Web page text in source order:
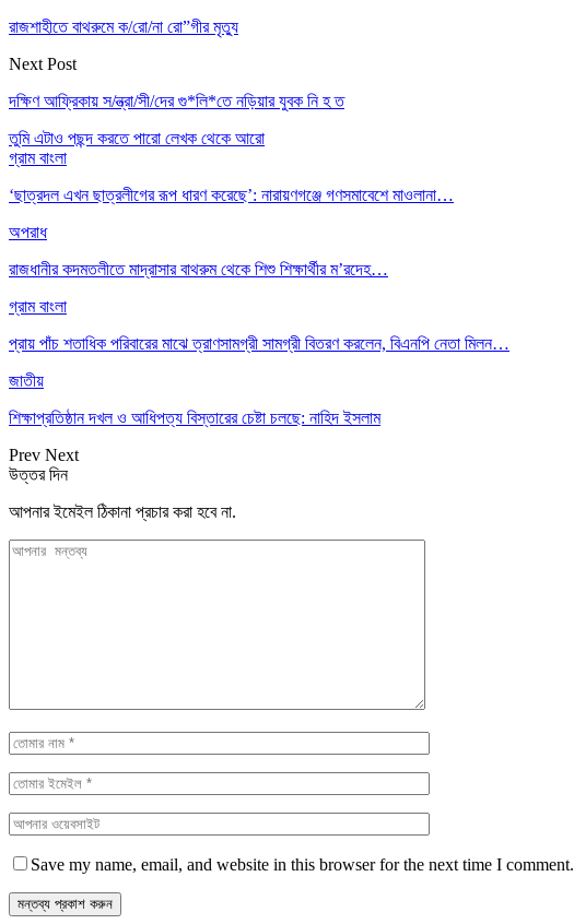
রাজশাহীতে বাথরুমে ক/রো/না রো”গীর মৃত্যু
Next Post
দক্ষিণ আফ্রিকায় স/ন্ত্রা/সী/দের গু*লি*তে নড়িয়ার যুবক নি হ ত
তুমি এটাও পছন্দ করতে পারো লেখক থেকে আরো
গ্রাম বাংলা
‘ছাত্রদল এখন ছাত্রলীগের রূপ ধারণ করেছে’: নারায়ণগঞ্জে গণসমাবেশে মাওলানা…
অপরাধ
রাজধানীর কদমতলীতে মাদ্রাসার বাথরুম থেকে শিশু শিক্ষার্থীর ম’রদেহ…
গ্রাম বাংলা
প্রায় পাঁচ শতাধিক পরিবারের মাঝে ত্রাণসামগ্রী সামগ্রী বিতরণ করলেন, বিএনপি নেতা মিলন…
জাতীয়
শিক্ষাপ্রতিষ্ঠান দখল ও আধিপত্য বিস্তারের চেষ্টা চলছে: নাহিদ ইসলাম
Prev Next
উত্তর দিন
আপনার ইমেইল ঠিকানা প্রচার করা হবে না.
Save my name, email, and website in this browser for the next time I comment.